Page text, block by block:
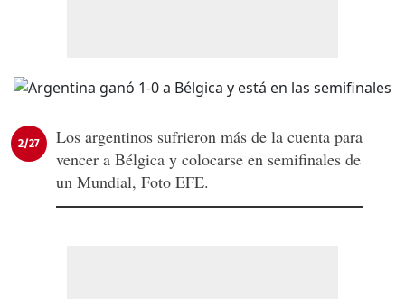
2/27
Los argentinos sufrieron más de la cuenta para
vencer a Bélgica y colocarse en semifinales de
un Mundial, Foto EFE.